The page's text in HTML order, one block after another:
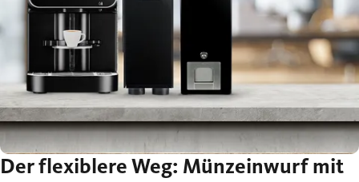
Der flexiblere Weg: Münzeinwurf mit